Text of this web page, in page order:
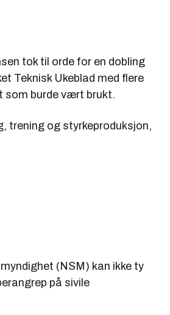
men får faglig støtte fra et
tok til orde for en dobling
Teknisk Ukeblad med flere
som burde vært brukt.
trening og styrkeproduksjon,
(NSM) kan ikke ty
på sivile